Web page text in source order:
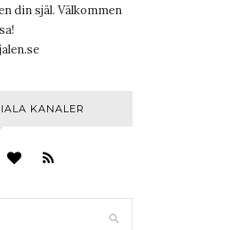
din själ. Välkommen
KANALER